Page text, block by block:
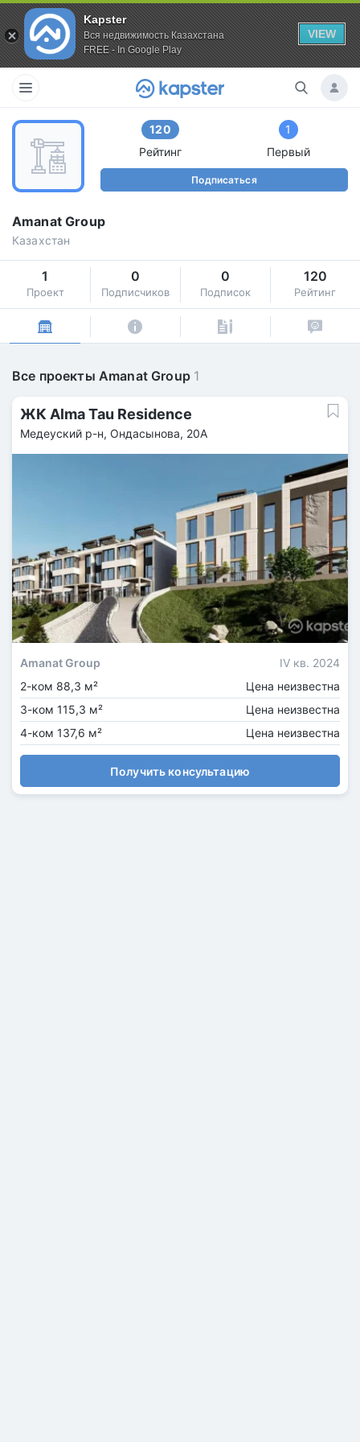
Kapster
Вся недвижимость Казахстана
FREE - In Google Play
VIEW
120
Рейтинг
1
Первый
Подписаться
Amanat Group
Казахстан
1
Проект
0
Подписчиков
0
Подписок
120
Рейтинг
Все проекты Amanat Group 1
ЖК Alma Tau Residence
Медеуский р-н, Ондасынова, 20А
Amanat Group
IV кв. 2024
2-ком 88,3 м²
Цена неизвестна
3-ком 115,3 м²
Цена неизвестна
4-ком 137,6 м²
Цена неизвестна
Получить консультацию